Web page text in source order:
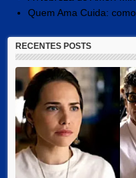
Quem Ama Cuida:
RECENTES POSTS